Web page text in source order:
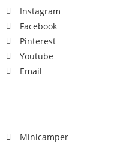
Instagram
Facebook
Pinterest
Youtube
Email
Minicamper